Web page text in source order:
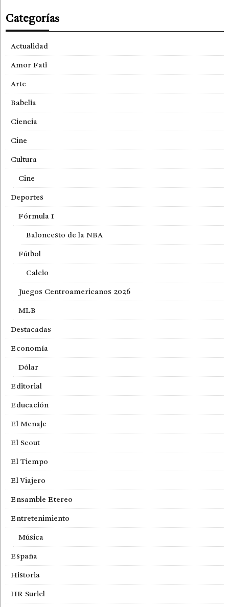
Categorías
Actualidad
Amor Fati
Arte
Babelia
Ciencia
Cine
Cultura
Cine
Deportes
Fórmula 1
Baloncesto de la NBA
Fútbol
Calcio
Juegos Centroamericanos 2026
MLB
Destacadas
Economía
Dólar
Editorial
Educación
El Menaje
El Scout
El Tiempo
El Viajero
Ensamble Etereo
Entretenimiento
Música
España
Historia
HR Suriel